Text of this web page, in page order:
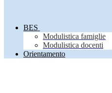
BES
Modulistica famiglie
Modulistica docenti
Orientamento